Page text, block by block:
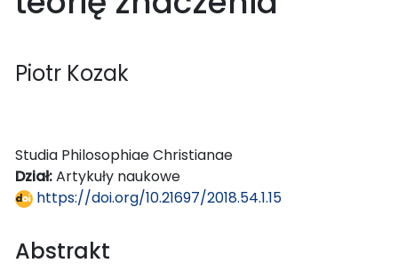
Piotr Kozak
Studia Philosophiae Christianae
Dział:Artykuły naukowe
https://doi.org/10.21697/2018.54.1.15
Abstrakt